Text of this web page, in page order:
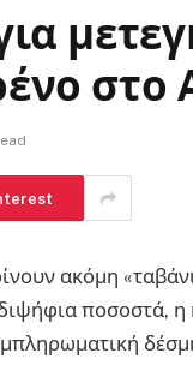
στο
ακόμη
ποσοστά,